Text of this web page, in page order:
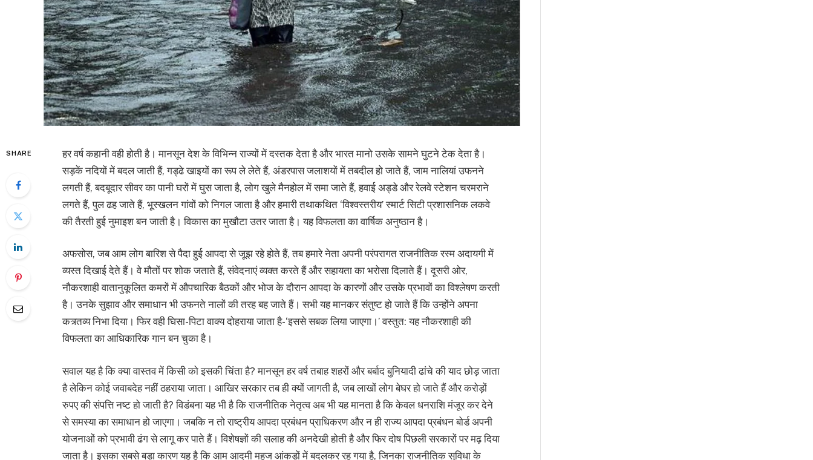
SHARE
हर वर्ष कहानी वही होती है। मानसून देश के विभिन्न राज्यों में दस्तक देता है और भारत मानो उसके सामने घुटने टेक देता है।
सड़कें नदियों में बदल जाती हैं, गड्ढे खाइयों का रूप ले लेते हैं, अंडरपास जलाशयों में तबदील हो जाते हैं, जाम नालियां उफनने
लगती हैं, बदबूदार सीवर का पानी घरों में घुस जाता है, लोग खुले मैनहोल में समा जाते हैं, हवाई अड्डे और रेलवे स्टेशन चरमराने
लगते हैं, पुल ढह जाते हैं, भूस्खलन गांवों को निगल जाता है और हमारी तथाकथित ‘विश्वस्तरीय’ स्मार्ट सिटी प्रशासनिक लकवे
की तैरती हुई नुमाइश बन जाती है। विकास का मुखौटा उतर जाता है। यह विफलता का वार्षिक अनुष्ठान है।
अफसोस, जब आम लोग बारिश से पैदा हुई आपदा से जूझ रहे होते हैं, तब हमारे नेता अपनी परंपरागत राजनीतिक रस्म अदायगी में
व्यस्त दिखाई देते हैं। वे मौतों पर शोक जताते हैं, संवेदनाएं व्यक्त करते हैं और सहायता का भरोसा दिलाते हैं। दूसरी ओर,
नौकरशाही वातानुकूलित कमरों में औपचारिक बैठकों और भोज के दौरान आपदा के कारणों और उसके प्रभावों का विश्लेषण करती
है। उनके सुझाव और समाधान भी उफनते नालों की तरह बह जाते हैं। सभी यह मानकर संतुष्ट हो जाते हैं कि उन्होंने अपना
कत्र्तव्य निभा दिया। फिर वही घिसा-पिटा वाक्य दोहराया जाता है-‘इससे सबक लिया जाएगा।’ वस्तुत: यह नौकरशाही की
विफलता का आधिकारिक गान बन चुका है।
सवाल यह है कि क्या वास्तव में किसी को इसकी चिंता है? मानसून हर वर्ष तबाह शहरों और बर्बाद बुनियादी ढांचे की याद छोड़ जाता
है लेकिन कोई जवाबदेह नहीं ठहराया जाता। आखिर सरकार तब ही क्यों जागती है, जब लाखों लोग बेघर हो जाते हैं और करोड़ों
रुपए की संपत्ति नष्ट हो जाती है? विडंबना यह भी है कि राजनीतिक नेतृत्व अब भी यह मानता है कि केवल धनराशि मंजूर कर देने
से समस्या का समाधान हो जाएगा। जबकि न तो राष्ट्रीय आपदा प्रबंधन प्राधिकरण और न ही राज्य आपदा प्रबंधन बोर्ड अपनी
योजनाओं को प्रभावी ढंग से लागू कर पाते हैं। विशेषज्ञों की सलाह की अनदेखी होती है और फिर दोष पिछली सरकारों पर मढ़ दिया
जाता है। इसका सबसे बड़ा कारण यह है कि आम आदमी महज आंकड़ों में बदलकर रह गया है, जिनका राजनीतिक सुविधा के